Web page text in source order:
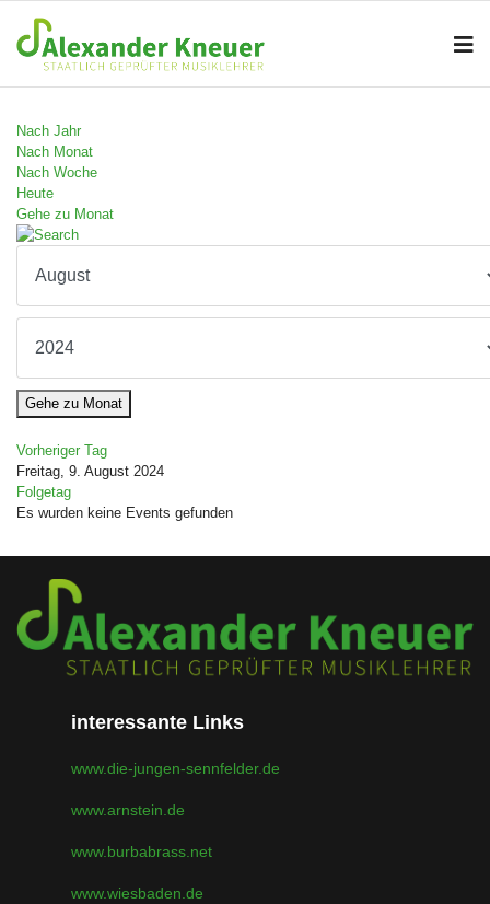
Nach Jahr
Nach Monat
Nach Woche
Heute
Gehe zu Monat
Gehe zu Monat
Vorheriger Tag
Freitag, 9. August 2024
Folgetag
Es wurden keine Events gefunden
interessante Links
www.die-jungen-sennfelder.de
www.arnstein.de
www.burbabrass.net
www.wiesbaden.de